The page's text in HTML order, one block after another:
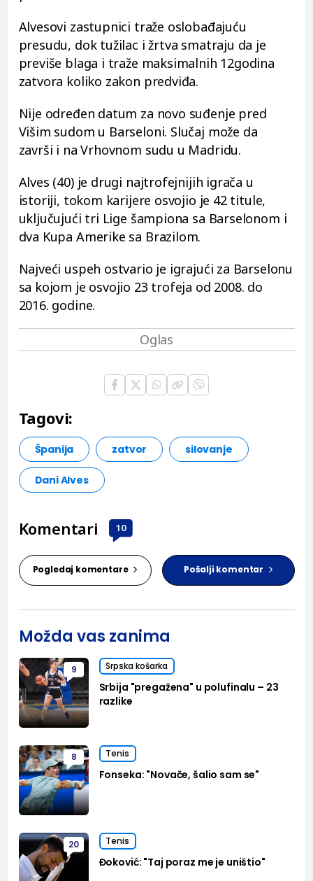
Alvesovi zastupnici traže oslobađajuću
presudu, dok tužilac i žrtva smatraju da je
previše blaga i traže maksimalnih 12godina
zatvora koliko zakon predviđa.
Nije određen datum za novo suđenje pred
Višim sudom u Barseloni. Slučaj može da
završi i na Vrhovnom sudu u Madridu.
Alves (40) je drugi najtrofejnijih igrača u
istoriji, tokom karijere osvojio je 42 titule,
uključujući tri Lige šampiona sa Barselonom i
dva Kupa Amerike sa Brazilom.
Najveći uspeh ostvario je igrajući za Barselonu
sa kojom je osvojio 23 trofeja od 2008. do
2016. godine.
Tagovi:
Španija zatvor silovanje
Dani Alves
Komentari 10
Pogledaj komentare Pošalji komentar
Možda vas zanima
9 Srpska košarka
Srbija "pregažena" u polufinalu – 23
razlike
8 Tenis
Fonseka: "Novače, šalio sam se"
20 Tenis
Đoković: "Taj poraz me je uništio"